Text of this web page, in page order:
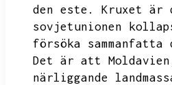
den este.
Kruxet är
sovjetunionen
försöka sammanfatta
Det är att
närliggande